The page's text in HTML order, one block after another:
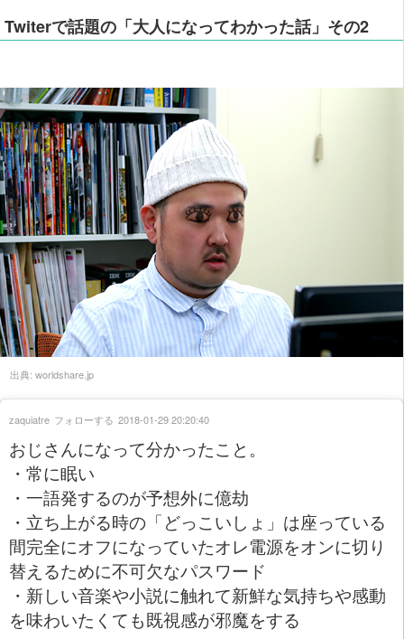
Twiterで話題の「大人になってわかった話」その2
出典: worldshare.jp
おじさんになって分かったこと。
・常に眠い
・一語発するのが予想外に億劫
・立ち上がる時の「どっこいしょ」は座っている
間完全にオフになっていたオレ電源をオンに切り
替えるために不可欠なパスワード
・新しい音楽や小説に触れて新鮮な気持ちや感動
を味わいたくても既視感が邪魔をする
zaquiatre フォローする 2018-01-29 20:20:40